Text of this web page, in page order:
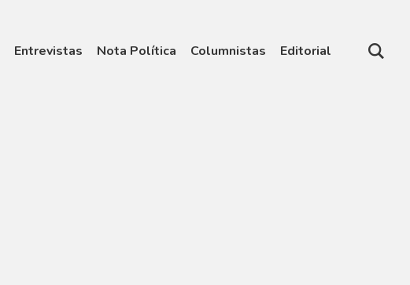
Entrevistas Nota Política Columnistas Editorial